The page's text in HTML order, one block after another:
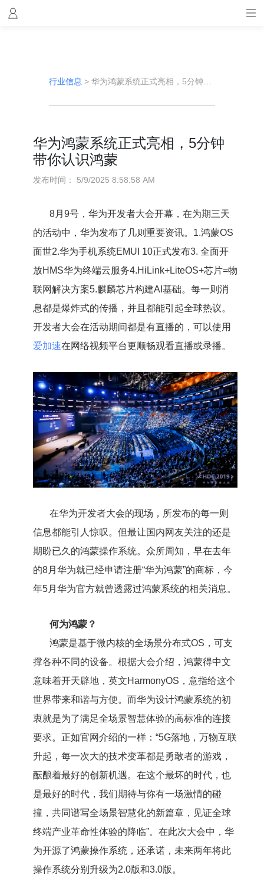
行业信息 > 华为鸿蒙系统正式亮相，5分钟带你认识鸿蒙
华为鸿蒙系统正式亮相，5分钟
带你认识鸿蒙
发布时间： 5/9/2025 8:58:58 AM
8月9号，华为开发者大会开幕，在为期三天
的活动中，华为发布了几则重要资讯。1.鸿蒙OS
面世2.华为手机系统EMUI 10正式发布3. 全面开
放HMS华为终端云服务4.HiLink+LiteOS+芯片=物
联网解决方案5.麒麟芯片构建AI基础。每一则消
息都是爆炸式的传播，并且都能引起全球热议。
开发者大会在活动期间都是有直播的，可以使用
爱加速在网络视频平台更顺畅观看直播或录播。
在华为开发者大会的现场，所发布的每一则
信息都能引人惊叹。但最让国内网友关注的还是
期盼已久的鸿蒙操作系统。众所周知，早在去年
的8月华为就已经申请注册“华为鸿蒙”的商标，今
年5月华为官方就曾透露过鸿蒙系统的相关消息。
何为鸿蒙？
鸿蒙是基于微内核的全场景分布式OS，可支
撑各种不同的设备。根据大会介绍，鸿蒙得中文
意味着开天辟地，英文HarmonyOS，意指给这个
世界带来和谐与方便。而华为设计鸿蒙系统的初
衷就是为了满足全场景智慧体验的高标准的连接
要求。正如官网介绍的一样：“5G落地，万物互联
升起，每一次大的技术变革都是勇敢者的游戏，
酝酿着最好的创新机遇。在这个最坏的时代，也
是最好的时代，我们期待与你有一场激情的碰
撞，共同谱写全场景智慧化的新篇章，见证全球
终端产业革命性体验的降临”。在此次大会中，华
为开源了鸿蒙操作系统，还承诺，未来两年将此
操作系统分别升级为2.0版和3.0版。